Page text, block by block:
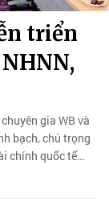
triển
gia WB và
bạch, chú trọng
chính quốc tế